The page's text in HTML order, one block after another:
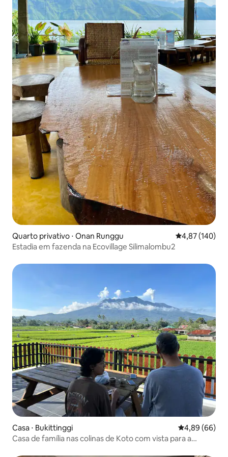
Quarto privativo ⋅ Onan Runggu 4,87 de uma
4,87 (140)
Estadia em fazenda na Ecovillage Silimalombu2
Casa ⋅ Bukittinggi 4,89 de uma
4,89 (66)
Casa de família nas colinas de Koto com vista para a